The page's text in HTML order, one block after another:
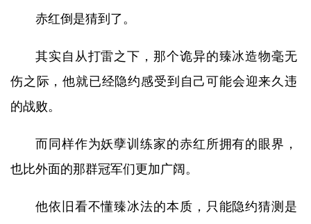
赤红倒是猜到了。
其实自从打雷之下，那个诡异的臻冰造物毫无
伤之际，他就已经隐约感受到自己可能会迎来久违
的战败。
而同样作为妖孽训练家的赤红所拥有的眼界，
也比外面的那群冠军们更加广阔。
他依旧看不懂臻冰法的本质，只能隐约猜测是